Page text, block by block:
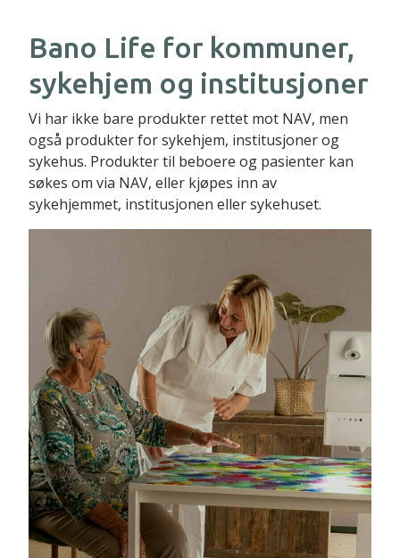
Bano Life for kommuner,
sykehjem og institusjoner
Vi har ikke bare produkter rettet mot NAV, men
også produkter for sykehjem, institusjoner og
sykehus. Produkter til beboere og pasienter kan
søkes om via NAV, eller kjøpes inn av
sykehjemmet, institusjonen eller sykehuset.